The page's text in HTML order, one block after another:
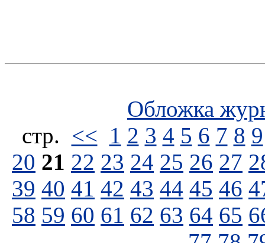
Обложка
стp. << 1 2 3 4 5 6 7 8 9
20 21 22 23 24 25 26 27
39 40 41 42 43 44 45 46
58 59 60 61 62 63 64 65